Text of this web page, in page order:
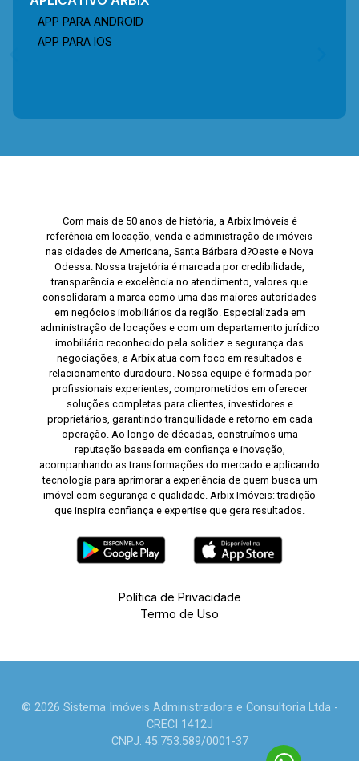
APP PARA ANDROID
APP PARA IOS
Com mais de 50 anos de história, a Arbix Imóveis é
referência em locação, venda e administração de imóveis
nas cidades de Americana, Santa Bárbara d?Oeste e Nova
Odessa. Nossa trajetória é marcada por credibilidade,
transparência e excelência no atendimento, valores que
consolidaram a marca como uma das maiores autoridades
em negócios imobiliários da região. Especializada em
administração de locações e com um departamento jurídico
imobiliário reconhecido pela solidez e segurança das
negociações, a Arbix atua com foco em resultados e
relacionamento duradouro. Nossa equipe é formada por
profissionais experientes, comprometidos em oferecer
soluções completas para clientes, investidores e
proprietários, garantindo tranquilidade e retorno em cada
operação. Ao longo de décadas, construímos uma
reputação baseada em confiança e inovação,
acompanhando as transformações do mercado e aplicando
tecnologia para aprimorar a experiência de quem busca um
imóvel com segurança e qualidade. Arbix Imóveis: tradição
que inspira confiança e expertise que gera resultados.
Política de Privacidade
Termo de Uso
© 2026 Sistema Imóveis Administradora e Consultoria Ltda -
CRECI 1412J
CNPJ: 45.753.589/0001-37